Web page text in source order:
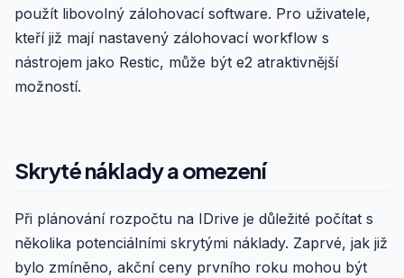
použít libovolný zálohovací software. Pro uživatele,
kteří již mají nastavený zálohovací workflow s
nástrojem jako Restic, může být e2 atraktivnější
možností.
Skryté náklady a omezení
Při plánování rozpočtu na IDrive je důležité počítat s
několika potenciálními skrytými náklady. Zaprvé, jak již
bylo zmíněno, akční ceny prvního roku mohou být